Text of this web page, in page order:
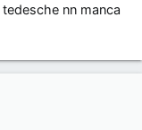
nn manca